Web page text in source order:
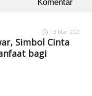
Komentar
13 Mar 2021
Simbol Cinta
bagi